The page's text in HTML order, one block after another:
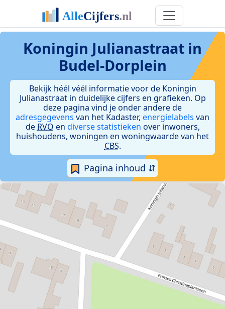
Koningin Julianastraat in
Budel-Dorplein
Bekijk héél véél informatie voor de Koningin
Julianastraat in duidelijke cijfers en grafieken. Op
deze pagina vind je onder andere de
adresgegevens van het Kadaster, energielabels van
de RVO en diverse statistieken over inwoners,
huishoudens, woningen en woningwaarde van het
CBS.
Pagina inhoud ⇵